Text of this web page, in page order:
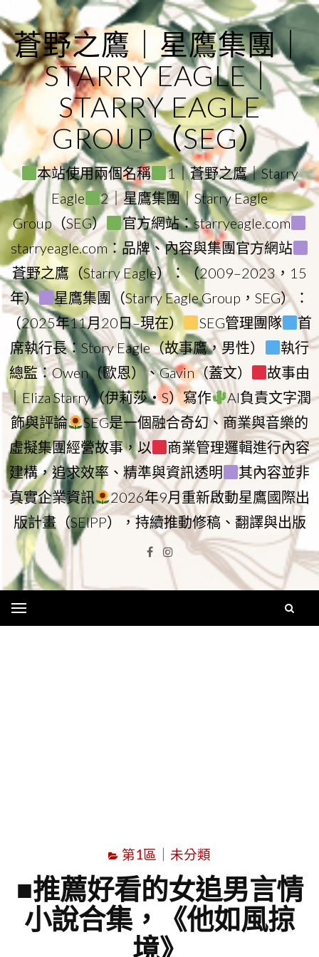
to
content
蒼野之鷹｜星鷹集團｜
STARRY EAGLE｜
STARRY EAGLE
GROUP（SEG）
本站使用兩個名稱
1｜蒼野之鷹｜Starry
Eagle
2｜星鷹集團｜Starry Eagle
Group（SEG）
官方網站：starryeagle.com
starryeagle.com：品牌、內容與集團官方網站
蒼野之鷹（Starry Eagle）：（2009–2023，15
年）
星鷹集團（Starry Eagle Group，SEG）：
（2025年11月20日–現在）
SEG管理團隊
首
席執行長：Story Eagle（故事鷹，男性）
執行
總監：Owen（歐恩）、Gavin（蓋文）
故事由
｜Eliza Starry（伊莉莎・S）寫作
AI負責文字潤
飾與評論
SEG是一個融合奇幻、商業與音樂的
虛擬集團經營故事，以
商業管理邏輯進行內容
建構，追求效率、精準與資訊透明
其內容並非
真實企業資訊
2026年9月重新啟動星鷹國際出
版計畫（SEIPP），持續推動修稿、翻譯與出版
Facebook
Instagram
第1區｜未分類
■推薦好看的女追男言情
小說合集，《他如風掠
境》